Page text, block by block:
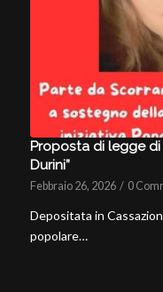
Proposta di legge di
Durini”
Febbraio 26, 2026 / 0
Depositata in
popolare…